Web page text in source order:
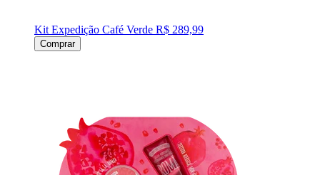
Kit Expedição Café Verde R$ 289,99
Comprar